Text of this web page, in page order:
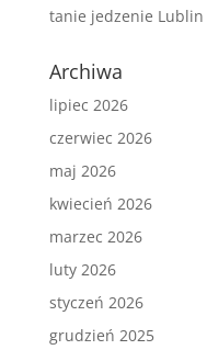
tanie jedzenie Lublin
Archiwa
lipiec 2026
czerwiec 2026
maj 2026
kwiecień 2026
marzec 2026
luty 2026
styczeń 2026
grudzień 2025